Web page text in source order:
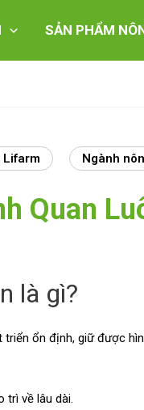
SẢN PHẨM
Lifarm Ngành
Quan
là gì?
triển ổn định, giữ được
trì về lâu dài.